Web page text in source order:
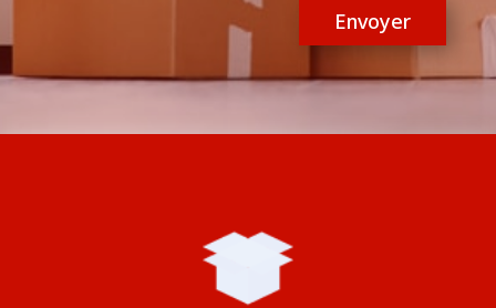
Envoyer